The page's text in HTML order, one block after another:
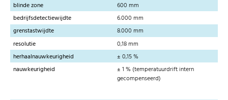
blinde zone
600 mm
bedrijfsdetectiewijdte
6.000 mm
grenstastwijdte
8.000 mm
resolutie
0,18 mm
herhaalnauwkeurigheid
± 0,15 %
nauwkeurigheid
± 1 % (temperatuurdrift intern
gecompenseerd)